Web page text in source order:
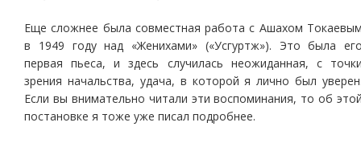
Еще сложнее была совместная работа с Ашахом
в 1949 году над «Женихами» («Усгуртж»). Это была
первая пьеса, и здесь случилась неожиданная, с
зрения начальства, удача, в которой я лично был
Если вы внимательно читали эти воспоминания, то об
постановке я тоже уже писал подробнее.